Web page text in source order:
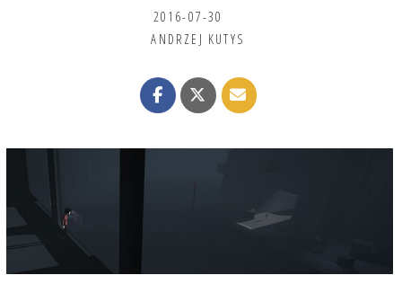
2016-07-30
ANDRZEJ KUTYS